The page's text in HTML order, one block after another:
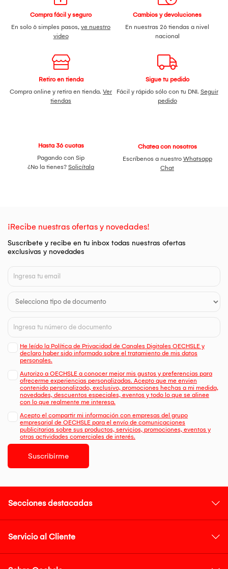
Compra fácil y seguro
En solo 6 simples pasos, ve nuestro
video
Cambios y devoluciones
En nuestras 26 tiendas a nivel
nacional
Retiro en tienda
Compra online y retira en tienda. Ver
tiendas
Sigue tu pedido
Fácil y rápido sólo con tu DNI. Seguir
pedido
Hasta 36 cuotas
Pagando con Sip
¿No la tienes? Solicítala
Chatea con nosotros
Escríbenos a nuestro Whatsapp
Chat
¡Recibe nuestras ofertas y novedades!
Suscríbete y recibe en tu inbox todas nuestras ofertas
exclusivas y novedades
He leído la Política de Privacidad de Canales Digitales OECHSLE y
declaro haber sido informado sobre el tratamiento de mis datos
personales.
Autorizo a OECHSLE a conocer mejor mis gustos y preferencias para
ofrecerme experiencias personalizadas. Acepto que me envien
contenido personalizado, exclusivo, promociones hechas a mi medida,
novedades, descuentos especiales, eventos y todo lo que se alinee
con lo que realmente me interesa.
Acepto el compartir mi información con empresas del grupo
empresarial de OECHSLE para el envío de comunicaciones
publicitarias sobre sus productos, servicios, promociones, eventos y
otras actividades comerciales de interés.
Suscribirme
Secciones destacadas
Servicio al Cliente